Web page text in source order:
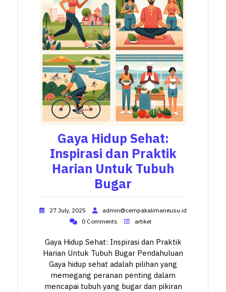
Gaya Hidup Sehat:
Inspirasi dan Praktik
Harian Untuk Tubuh
Bugar
27 July, 2025
admin@cempakalimaneusu.id
0 Comments
artikel
Gaya Hidup Sehat: Inspirasi dan Praktik
Harian Untuk Tubuh Bugar Pendahuluan
Gaya hidup sehat adalah pilihan yang
memegang peranan penting dalam
mencapai tubuh yang bugar dan pikiran